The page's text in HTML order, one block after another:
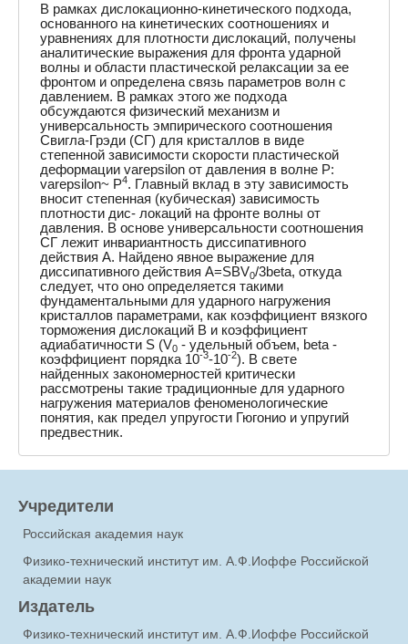
В рамках дислокационно-кинетического подхода,
основанного на кинетических соотношениях и
уравнениях для плотности дислокаций, получены
аналитические выражения для фронта ударной
волны и области пластической релаксации за ее
фронтом и определена связь параметров волн с
давлением. В рамках этого же подхода
обсуждаются физический механизм и
универсальность эмпирического соотношения
Свигла-Грэди (СГ) для кристаллов в виде
степенной зависимости скорости пластической
деформации varepsilon от давления в волне P:
varepsilon~ P4. Главный вклад в эту зависимость
вносит степенная (кубическая) зависимость
плотности дис- локаций на фронте волны от
давления. В основе универсальности соотношения
СГ лежит инвариантность диссипативного
действия A. Найдено явное выражение для
диссипативного действия A=SBV0/3beta, откуда
следует, что оно определяется такими
фундаментальными для ударного нагружения
кристаллов параметрами, как коэффициент вязкого
торможения дислокаций B и коэффициент
адиабатичности S (V0 - удельный объем, beta -
коэффициент порядка 10-3-10-2). В свете
найденных закономерностей критически
рассмотрены такие традиционные для ударного
нагружения материалов феноменологические
понятия, как предел упругости Гюгонио и упругий
предвестник.
Учредители
Российская академия наук
Физико-технический институт им. А.Ф.Иоффе Российской
академии наук
Издатель
Физико-технический институт им. А.Ф.Иоффе Российской